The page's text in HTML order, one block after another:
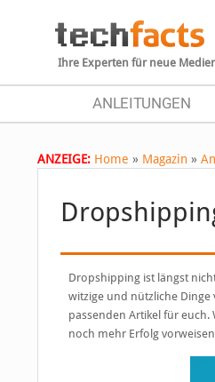
Ihre Experten für neue
ANLEITUNGEN
ANZEIGE: Home » Magazin »
Dropshipping ist längst
witzige und nützliche
passenden Artikel für
noch mehr Erfolg